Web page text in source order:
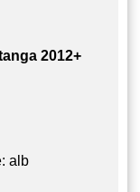
2012+
alb